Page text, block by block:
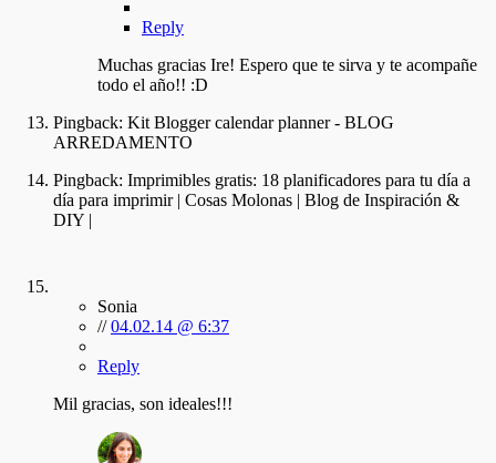
Reply
Muchas gracias Ire! Espero que te sirva y te acompañe
todo el año!! :D
Pingback: Kit Blogger calendar planner - BLOG
ARREDAMENTO
Pingback: Imprimibles gratis: 18 planificadores para tu día a
día para imprimir | Cosas Molonas | Blog de Inspiración &
DIY |
Sonia
//04.02.14 @ 6:37
Reply
Mil gracias, son ideales!!!